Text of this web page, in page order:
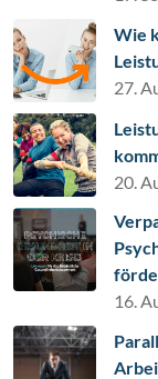
Wie
27.
20.
16.